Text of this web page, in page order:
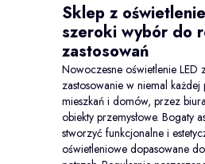
Sklep z
szeroki wybór do
zastosowań
Nowoczesne oświetlenie LED
zastosowanie w niemal
mieszkań i domów, przez
obiekty przemysłowe. Bogaty
stworzyć funkcjonalne i
oświetleniowe dopasowane